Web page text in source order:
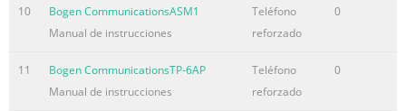
10
Bogen CommunicationsASM1
Manual de instrucciones
Teléfono
reforzado
0
11
Bogen CommunicationsTP-6AP
Manual de instrucciones
Teléfono
reforzado
0